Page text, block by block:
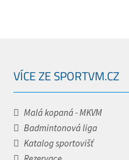
VÍCE ZE SPORTVM.CZ
Malá kopaná - MKVM
Badmintonová liga
Katalog sportovišť